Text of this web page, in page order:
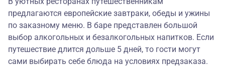
предлагаются европейские завтраки, обеды и ужины
по заказному меню. В баре представлен большой
выбор алкогольных и безалкогольных напитков. Если
путешествие длится дольше 5 дней, то гости могут
сами выбирать себе блюда на условиях предзаказа.